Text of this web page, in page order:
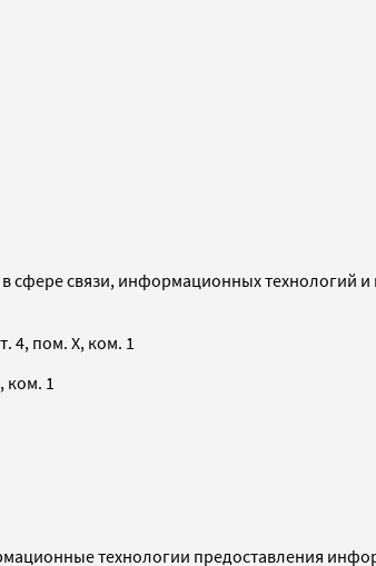
сфере связи, информационных технологий
4, пом. X, ком. 1
ком. 1
технологии предоставления